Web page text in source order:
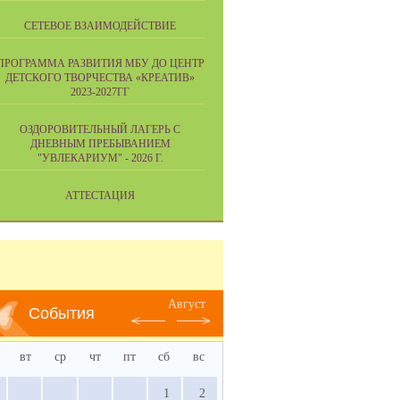
СЕТЕВОЕ ВЗАИМОДЕЙСТВИЕ
РАЗВИТИЯ МБУ ДО ЦЕНТР
ДЕТСКОГО ТВОРЧЕСТВА «КРЕАТИВ»
2023-2027ГГ
ОЗДОРОВИТЕЛЬНЫЙ ЛАГЕРЬ С
ДНЕВНЫМ ПРЕБЫВАНИЕМ
"УВЛЕКАРИУМ" - 2026 Г.
АТТЕСТАЦИЯ
События
Август
вт ср чт пт сб вс
1 2